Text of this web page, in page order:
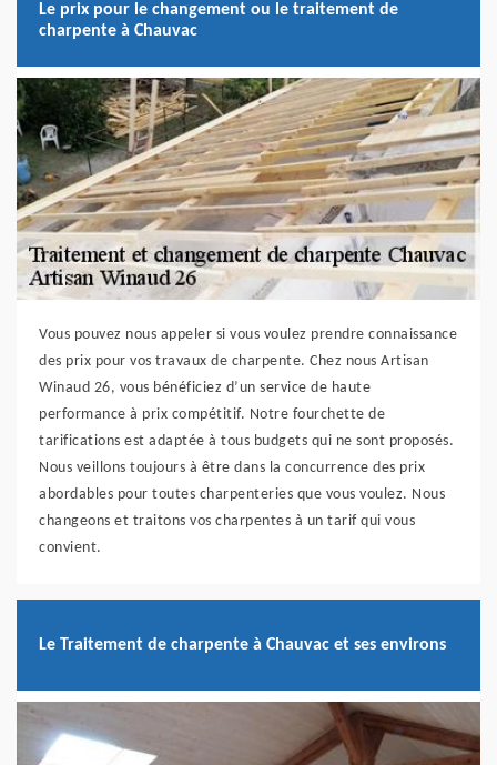
Le prix pour le changement ou le traitement de
charpente à Chauvac
Vous pouvez nous appeler si vous voulez prendre connaissance
des prix pour vos travaux de charpente. Chez nous Artisan
Winaud 26, vous bénéficiez d’un service de haute
performance à prix compétitif. Notre fourchette de
tarifications est adaptée à tous budgets qui ne sont proposés.
Nous veillons toujours à être dans la concurrence des prix
abordables pour toutes charpenteries que vous voulez. Nous
changeons et traitons vos charpentes à un tarif qui vous
convient.
Le Traitement de charpente à Chauvac et ses environs